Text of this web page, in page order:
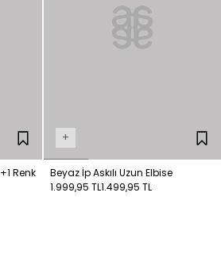
+1 Renk
+
Beyaz İp Askılı Uzun Elbise
1.999,95 TL1.499,95 TL